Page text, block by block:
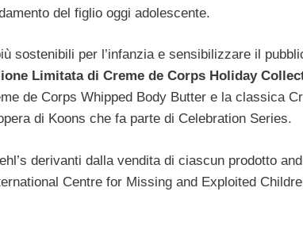
del figlio oggi adolescente.
sostenibili per l’infanzia e sensibilizzare il
Limitata di Creme de Corps Holiday
de Corps Whipped Body Butter e la classica
di Koons che fa parte di Celebration Series.
derivanti dalla vendita di ciascun prodotto
Centre for Missing and Exploited